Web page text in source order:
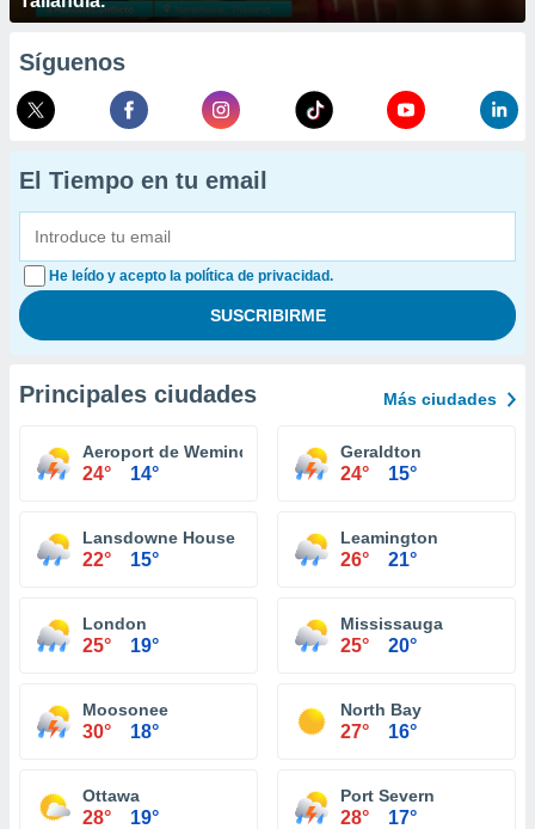
Síguenos
El Tiempo en tu email
He leído y acepto la política de privacidad.
Principales ciudades Más ciudades
Aeroport de Wemindji
24° 14°
Geraldton
24° 15°
Lansdowne House
22° 15°
Leamington
26° 21°
London
25° 19°
Mississauga
25° 20°
Moosonee
30° 18°
North Bay
27° 16°
Ottawa
28° 19°
Port Severn
28° 17°